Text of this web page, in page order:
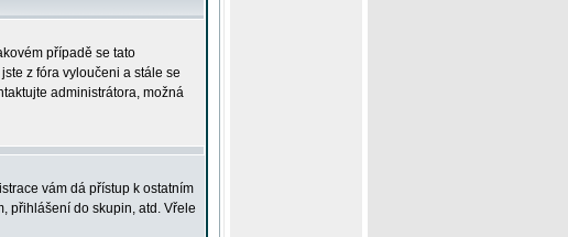
případě se tato
z fóra vyloučeni a stále se
administrátora, možná
vám dá přístup k ostatním
přihlášení do skupin, atd. Vřele